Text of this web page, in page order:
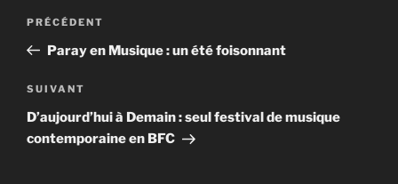
Navigation
l’article
Article
précédent
PRÉCÉDENT
Paray en Musique : un été foisonnant
Article
suivant
SUIVANT
D’aujourd’hui à Demain : seul festival de musique
contemporaine en BFC